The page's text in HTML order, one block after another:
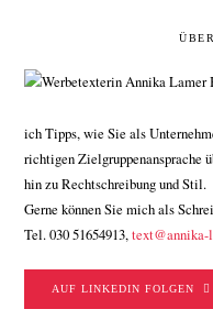
ich Tipps, wie Sie als
richtigen Zielgruppenansprache
hin zu Rechtschreibung und Stil.
Gerne können Sie mich als
Tel. 030 51654913,text@annika-
AUF LINKEDIN FOLGEN